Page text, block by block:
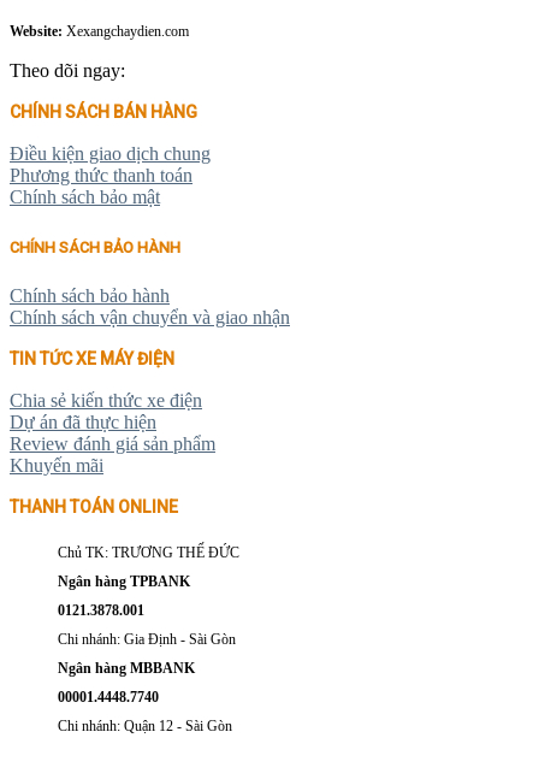
Website: Xexangchaydien.com
Theo dõi ngay:
CHÍNH SÁCH BÁN HÀNG
Điều kiện giao dịch chung
Phương thức thanh toán
Chính sách bảo mật
CHÍNH SÁCH BẢO HÀNH
Chính sách bảo hành
Chính sách vận chuyển và giao nhận
TIN TỨC XE MÁY ĐIỆN
Chia sẻ kiến thức xe điện
Dự án đã thực hiện
Review đánh giá sản phẩm
Khuyến mãi
THANH TOÁN ONLINE
Chủ TK: TRƯƠNG THẾ ĐỨC
Ngân hàng TPBANK
0121.3878.001
Chi nhánh: Gia Định - Sài Gòn
Ngân hàng MBBANK
00001.4448.7740
Chi nhánh: Quận 12 - Sài Gòn